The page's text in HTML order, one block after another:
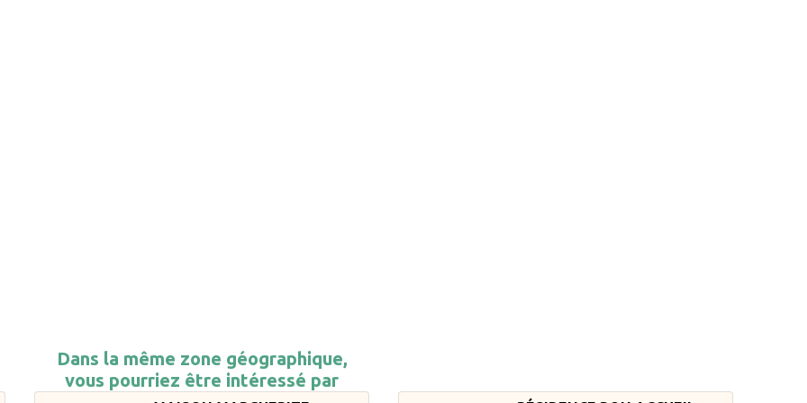
Dans la même zone géographique,
vous pourriez être intéressé par